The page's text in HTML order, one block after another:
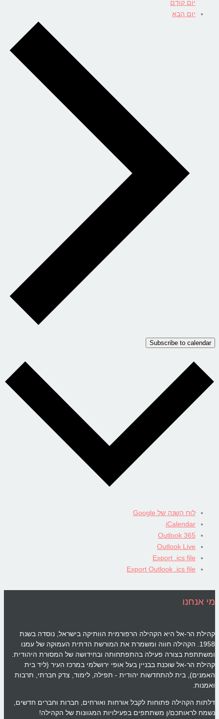
יום קודם
יום הבא
Subscribe to calendar
לוח השנה של Google
iCalendar
Outlook 365
Outlook Live
Export .ics file
Export Outlook .ics file
מי אנחנו
קהילת הר-אל היא הקהילה הרפורמית הוותיקה בישראל, נוסדה בשנת
1958. הקהילה חווה ומשמרת את המורשת הדתית העמוקה של עמנו
ומשתתפת בצורה פעילה בהתפתחותה ובחידושה של המסורת היהודית.
קהילת הר-אל שוכנת בבניין בעל אופי ירושלמי במרכז העיר (ליד בית
האמנים), בית להתחדשות יהודית - תפילה, לימוד, צדק חברתי, תרבות
ואמנות.
דלתות הקהילה פתוחות לקבל אורחות ואורחים, חברות וחברים חדשים,
נשמח לראותכם/ן משתתפים בפעילויות המגוונות של הקהילה!